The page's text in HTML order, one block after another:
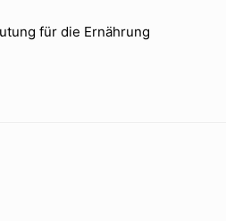
für die Ernährung